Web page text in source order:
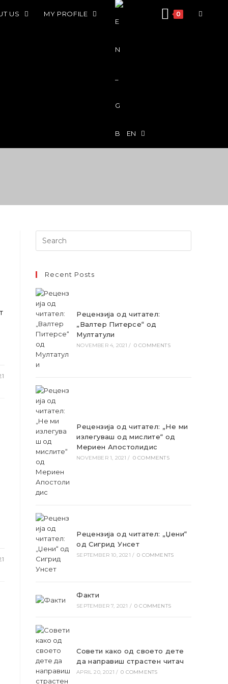
US MY PROFILE
EN
0
Recent Posts
Рецензија од читател:
„Валтер Питерсе“ од
Мултатули
NOVEMBER 4, 2021 / 0 COMMENTS
Рецензија од читател: „Не ми
излегуваш од мислите“ од
Мериен Апостолидис
NOVEMBER 1, 2021 / 0 COMMENTS
Рецензија од читател: „Џени“
од Сигрид Унсет
SEPTEMBER 10, 2021 / 0 COMMENTS
Факти
SEPTEMBER 7, 2021 / 0 COMMENTS
Совети како од своето дете
да направиш страстен читач
APRIL 20, 2021 / 0 COMMENTS